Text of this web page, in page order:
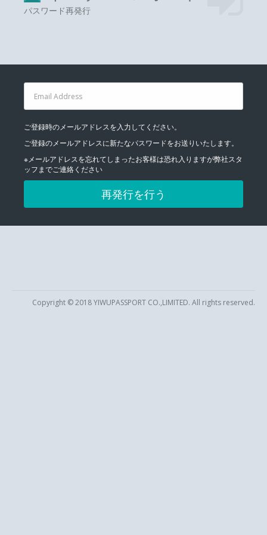
パスワード再発行
ご登録時のメールアドレスを入力してください。
ご登録のメールアドレスに新たなパスワードをお送りいたします。
※メールアドレスを忘れてしまったお客様は恐れ入りますが弊社スタ
ッフまでご連絡ください
再発行を行う
Copyright © 2018 YIWUPASSPORT CO.,LIMITED. All rights reserved.